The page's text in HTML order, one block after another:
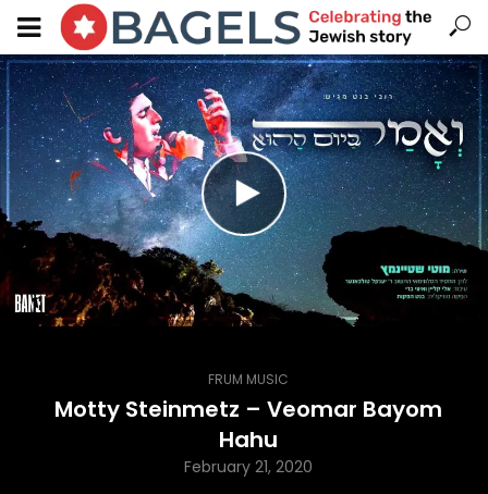
FRUM MUSIC
Motty Steinmetz – Veomar Bayom
Hahu
February 21, 2020